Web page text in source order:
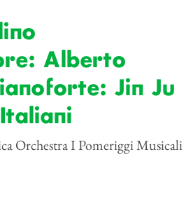
Alberto
Jin Ju
Orchestra I Pomeriggi Musicali